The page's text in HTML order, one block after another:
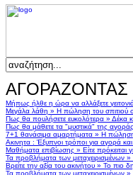
ΑΓΟΡΑΖΟΝΤΑΣ
Μήπως ήλθε η ώρα να αλλάξετε
Μεγάλα λάθη » Η πώληση του σπιτιού
Πως θα πουλήσετε ευκολότερα » Δέκα
Πως θα μάθετε τα "μυστικά" της αγοράς
7+1 θανάσιμα αμαρτήματα » Η πώληση
Ακινητα : Έξυπνοι τρόποι για αγορά
Μαθήματα επιβίωσης » Είτε πρόκειται
Τα προβλήματα των μεταχειρισμένων »
Βρείτε την αξία του ακινήτου » Το πιο
Τα προβλήματα των μεταχειρισμένων »